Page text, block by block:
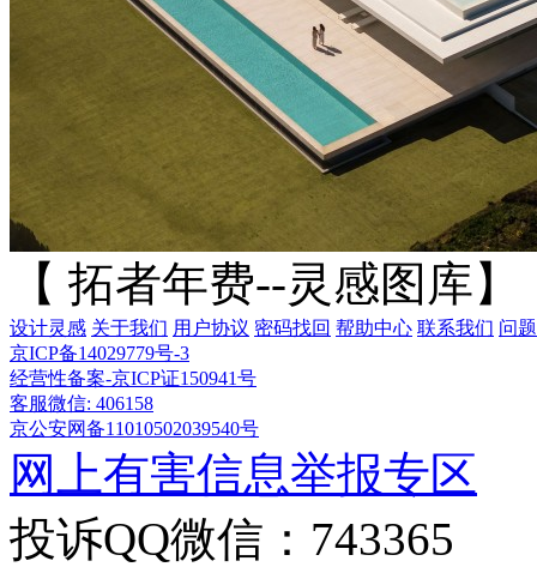
【 拓者年费--灵感图库】
设计灵感 关于我们 用户协议 密码找回 帮助中心 联系我们 问
京ICP备14029779号-3
经营性备案-京ICP证150941号
客服微信: 406158
京公安网备11010502039540号
网上有害信息举报专区
投诉QQ微信：743365